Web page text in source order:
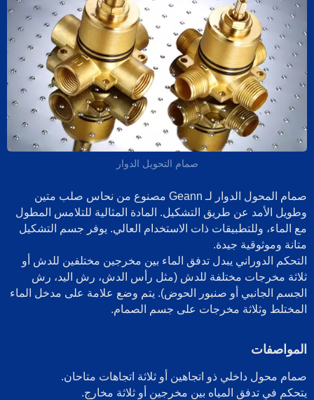
صمام التحويل الدوار
صمام المحول الدوار لـ Geann مصنوع من نحاس صلب متين
الأمد عن طريق التشكيل. المادة المثالية للتلامس المطول
الماء، وللتطبيقات ذات الاستخدام العالي. يوفر جسم التشكيل
وموثوقية جيدة.
الدوراني يبدل تدفق الماء بين مخرجين مختلفين للدش أو
مخرجات مختلفة للدش (مثل رأس الدش، رش اليد، رش
الجانبي أو صنبور الحوض). يتم وضع علامة على مدخل الماء
وثلاثة مخرجات على جسم الصمام.
محول داخلي ذو اتجاهين أو ثلاثة اتجاهات متاحان.
في تدفق المياه بين مخرجين أو ثلاثة مخارج.